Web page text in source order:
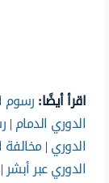
اقرأ أيضًا:رسوم
الدوري الدمام|
الدوري|
الدوري عبر أبشر|